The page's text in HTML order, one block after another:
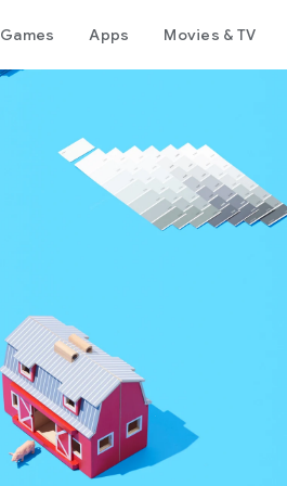
Games Apps Movies & TV